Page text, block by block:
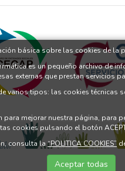
básica sobre las cookies de la
es un pequeño archivo de
externas que prestan servicios
varios tipos: las cookies técnicas
para mejorar nuestra página,
cookies pulsando el botón
consulta la “POLITICA COOKIES”
Aceptar todas